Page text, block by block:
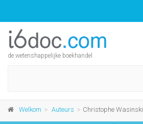
de wetenshappelijke boekhandel
Welkom Auteurs Christophe Wasinski